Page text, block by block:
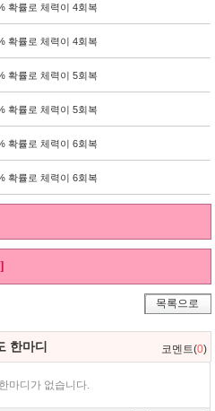
확률로 체력이 4회복
확률로 체력이 4회복
확률로 체력이 5회복
확률로 체력이 5회복
확률로 체력이 6회복
확률로 체력이 6회복
목록으로
한마디 코멘트(0)
마디가 없습니다.